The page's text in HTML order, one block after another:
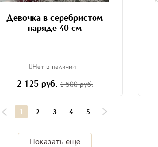
Девочка в серебристом
наряде 40 см
Нет в наличии
2 125 руб. 2 500 руб.
1 2 3 4 5
Показать еще